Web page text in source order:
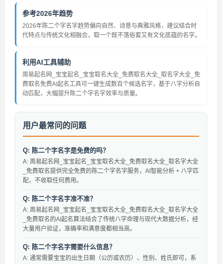
参考2026年趋势
2026年陈二个字名字趋势偏向自然、诗意与典雅风格，建议结合时
代特点与传统文化相融合，取一个既不落俗套又有文化底蕴的名字。
利用AI工具辅助
周易起名网_宝宝起名_宝宝取名大全_免费取名大全_取名字大全_免
费取名免费AI起名工具可一键生成数百个候选名字，基于八字分析自
动匹配，大幅提升陈二个字名字效率与质量。
用户最常问的问题
Q: 陈二个字名字是免费的吗？
A: 周易起名网_宝宝起名_宝宝取名大全_免费取名大全_取名字大全
_免费取名提供完全免费的陈二个字名字服务，AI智能分析 + 八字匹
配，不收取任何费用。
Q: 陈二个字名字准不准？
A: 周易起名网_宝宝起名_宝宝取名大全_免费取名大全_取名字大全
_免费取名的AI起名算法结合了传统八字命理与现代大数据分析，经
大量用户验证，准确率和满意度都相当高。
Q: 陈二个字名字需要什么信息？
A: 通常需要宝宝的出生日期（公历或农历）、性别、姓氏即可，系